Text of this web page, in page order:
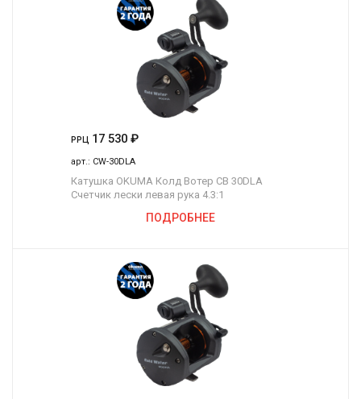
РРЦ 17 530 ₽
арт.: CW-30DLA
Катушка OKUMA Колд Вотер СВ 30DLA
Счетчик лески левая рука 4.3:1
ПОДРОБНЕЕ